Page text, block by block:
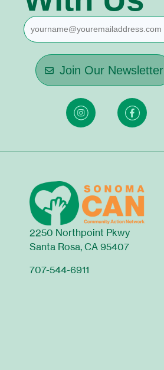
Join Our Newsletter
2250 Northpoint Pkwy
Santa Rosa, CA 95407
707-544-6911